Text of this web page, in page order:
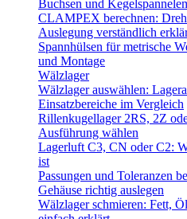
Buchsen und
CLAMPEX berechnen:
Auslegung verständlich
Spannhülsen für metrische
und Montage
Wälzlager
Wälzlager auswählen:
Einsatzbereiche im Vergleich
Rillenkugellager 2RS, 2Z
Ausführung wählen
Lagerluft C3, CN oder C2:
ist
Passungen und Toleranzen
Gehäuse richtig auslegen
Wälzlager schmieren: Fett,